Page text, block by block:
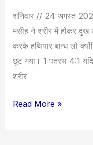
शनिवार // 24 अगस्त
मसीह ने शरीर में होकर दुख
करके हथियार बान्ध लो
छूट गया। 1 पतरस 4:1
शरीर
Read More »